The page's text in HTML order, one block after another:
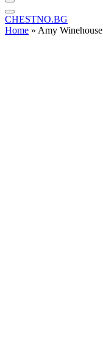
CHESTNO.BG
Home » Amy Winehouse